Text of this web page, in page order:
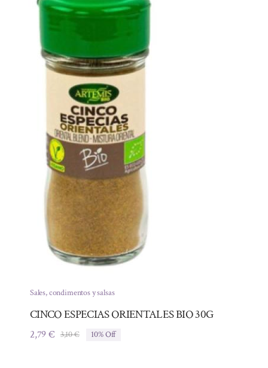
Sales, condimentos y salsas
CINCO ESPECIAS ORIENTALES BIO 30G
3,10€El
2,79€
El
10% Off